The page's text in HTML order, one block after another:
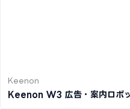
Keenon
Keenon W3 広告・案内ロボ